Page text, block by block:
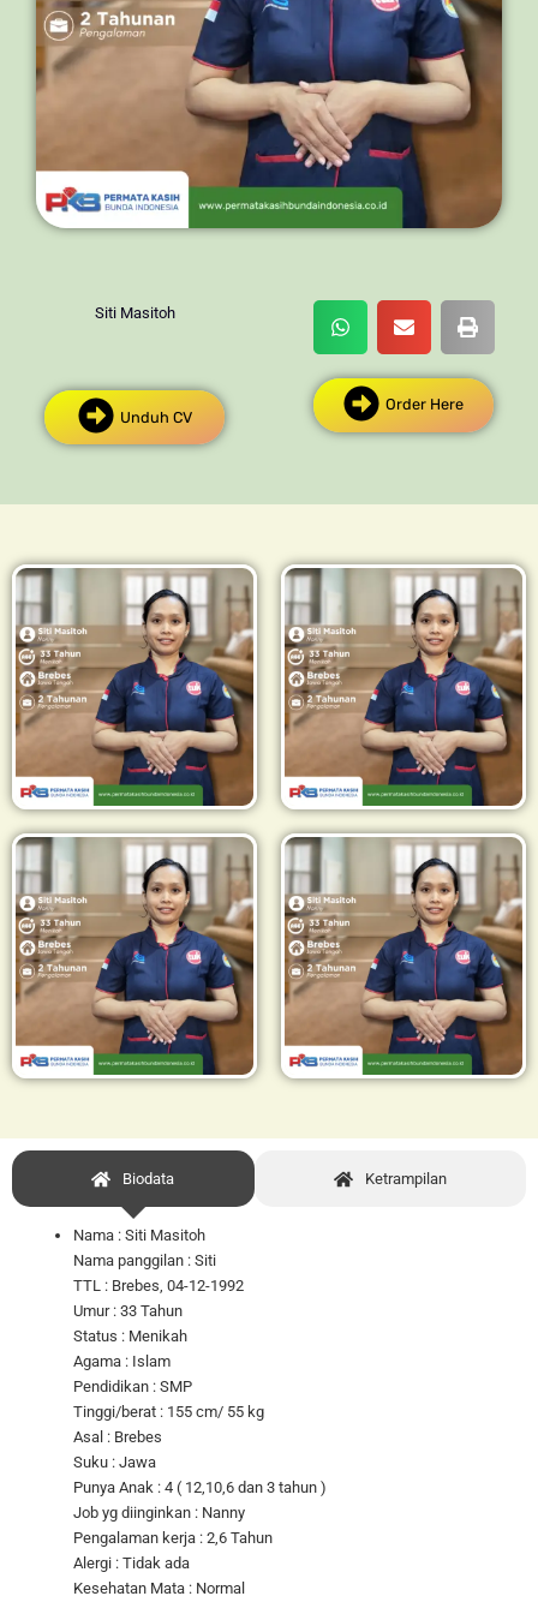
Siti Masitoh
Unduh CV
Order Here
Biodata Ketrampilan
Nama : Siti Masitoh
Nama panggilan : Siti
TTL : Brebes, 04-12-1992
Umur : 33 Tahun
Status : Menikah
Agama : Islam
Pendidikan : SMP
Tinggi/berat : 155 cm/ 55 kg
Asal : Brebes
Suku : Jawa
Punya Anak : 4 ( 12,10,6 dan 3 tahun )
Job yg diinginkan : Nanny
Pengalaman kerja : 2,6 Tahun
Alergi : Tidak ada
Kesehatan Mata : Normal